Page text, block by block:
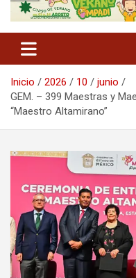
d
Inicio 2026 10
junio
GEM. – 399 Maestras y
“Maestro Altamirano”